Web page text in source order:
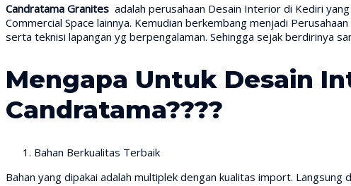
Candratama Granites adalah perusahaan Desain Interior di Kediri
Commercial Space lainnya. Kemudian berkembang menjadi
serta teknisi lapangan yg berpengalaman. Sehingga sejak berdirinya
Mengapa Untuk Desain
Candratama????
Bahan Berkualitas Terbaik
Bahan yang dipakai adalah multiplek dengan kualitas import. Langsung